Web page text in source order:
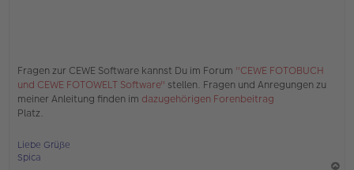
Fragen zur CEWE Software kannst Du im Forum "CEWE FOTOBUCH
und CEWE FOTOWELT Software" stellen. Fragen und Anregungen zu
meiner Anleitung finden im dazugehörigen Forenbeitrag
Platz.
Liebe Grüße
Spica